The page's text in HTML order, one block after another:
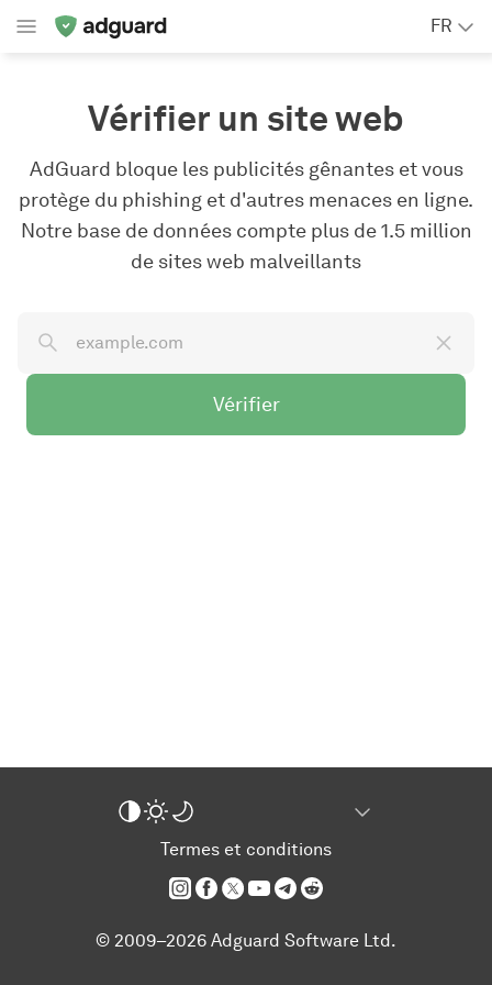
FR
Vérifier un site web
AdGuard bloque les publicités gênantes et vous
protège du phishing et d'autres menaces en ligne.
Notre base de données compte plus de 1.5 million
de sites web malveillants
Vérifier
© 2009–2026 Adguard Software Ltd.
Termes et conditions